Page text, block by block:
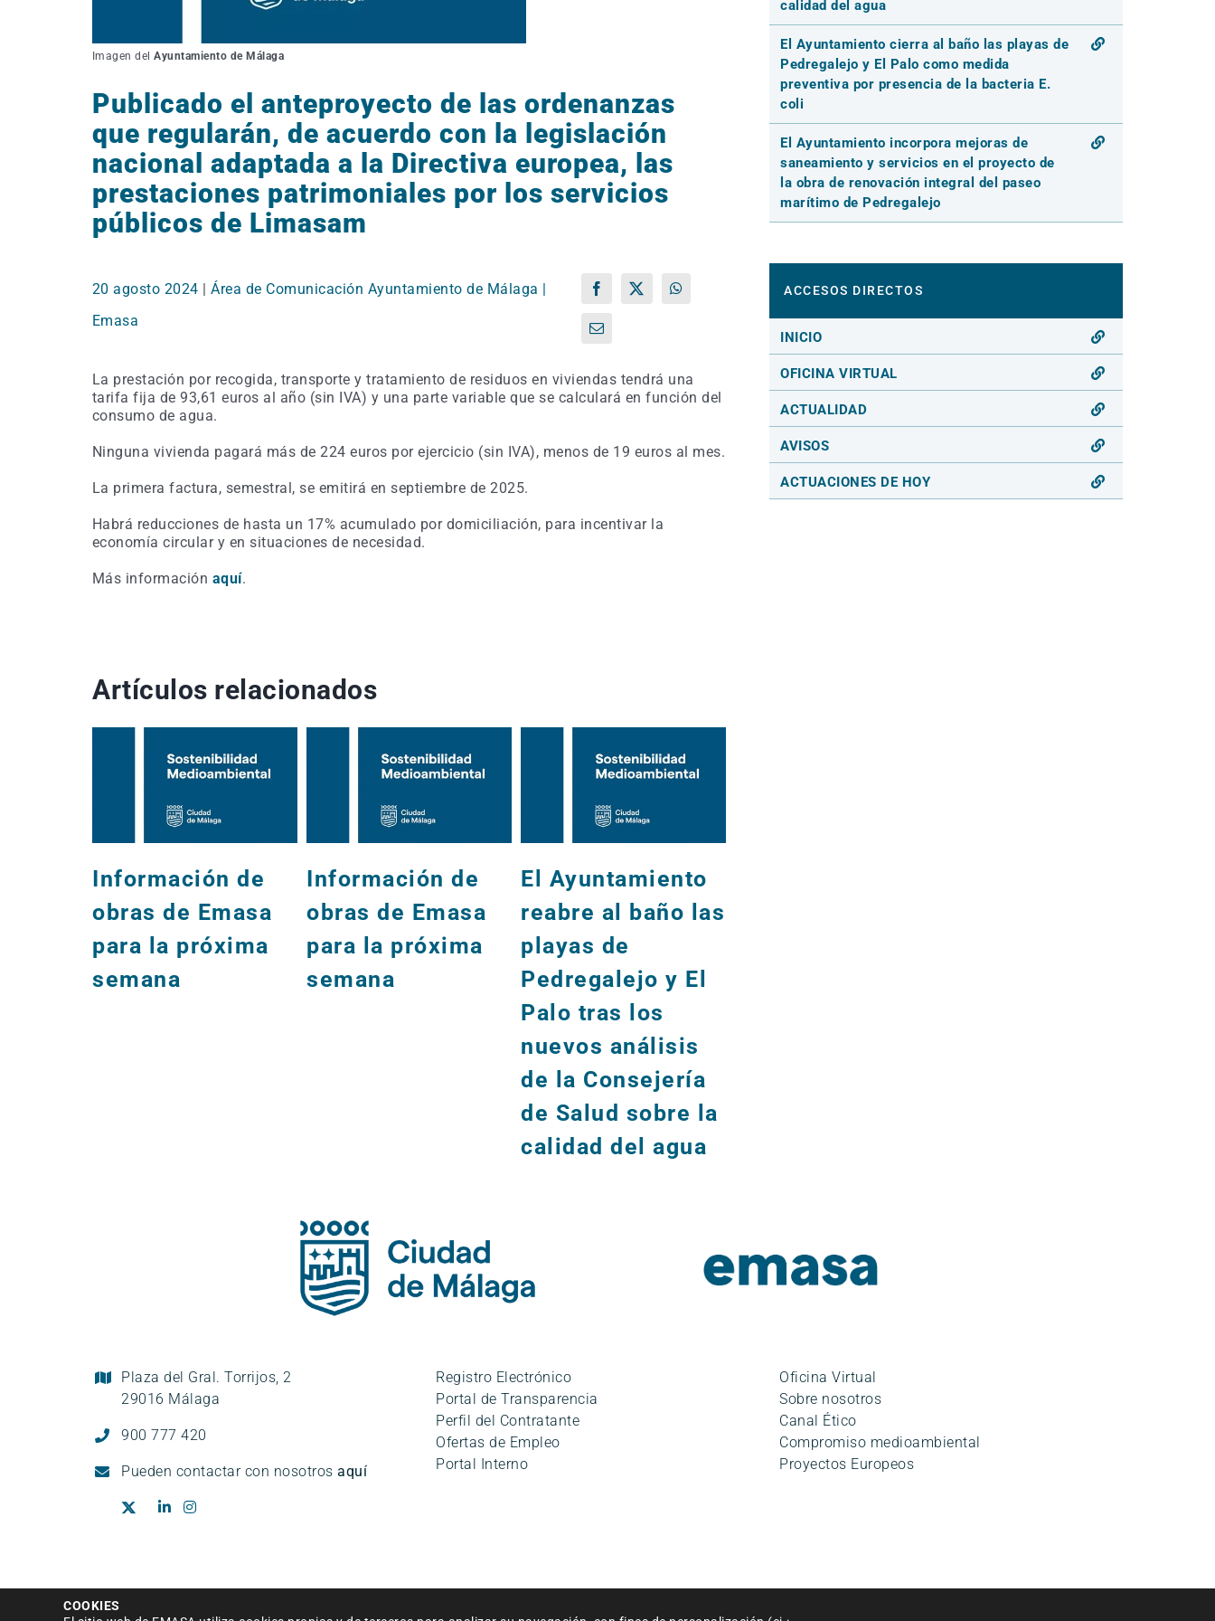
Imagen delAyuntamiento de Málaga
Publicado el anteproyecto de las ordenanzas
que regularán, de acuerdo con la legislación
nacional adaptada a la Directiva europea, las
prestaciones patrimoniales por los servicios
públicos de Limasam
20 agosto 2024 |Área de Comunicación Ayuntamiento de Málaga |
Emasa
Facebook
X WhatsApp
Correo
La prestación por recogida, transporte y tratamiento de residuos en viviendas tendrá una
tarifa fija de 93,61 euros al año (sin IVA) y una parte variable que se calculará en función del
consumo de agua.
Ninguna vivienda pagará más de 224 euros por ejercicio (sin IVA), menos de 19 euros al mes.
La primera factura, semestral, se emitirá en septiembre de 2025.
Habrá reducciones de hasta un 17% acumulado por domiciliación, para incentivar la
economía circular y en situaciones de necesidad.
Más información aquí.
Artículos relacionados
Información de
obras de Emasa
para la próxima
semana
Información de
obras de Emasa
para la próxima
semana
El Ayuntamiento
reabre al baño las
playas de
Pedregalejo y El
Palo tras los
nuevos análisis
de la Consejería
de Salud sobre la
calidad del agua
calidad del agua
El Ayuntamiento cierra al baño las playas de
Pedregalejo y El Palo como medida
preventiva por presencia de la bacteria E.
coli
El Ayuntamiento incorpora mejoras de
saneamiento y servicios en el proyecto de
la obra de renovación integral del paseo
marítimo de Pedregalejo
ACCESOS DIRECTOS
INICIO
OFICINA VIRTUAL
ACTUALIDAD
AVISOS
ACTUACIONES DE HOY
Plaza del Gral. Torrijos, 2
29016 Málaga
900 777 420
Pueden contactar con nosotros aquí
Registro Electrónico
Portal de Transparencia
Perfil del Contratante
Ofertas de Empleo
Portal Interno
Oficina Virtual
Sobre nosotros
Canal Ético
Compromiso medioambiental
Proyectos Europeos
COOKIES